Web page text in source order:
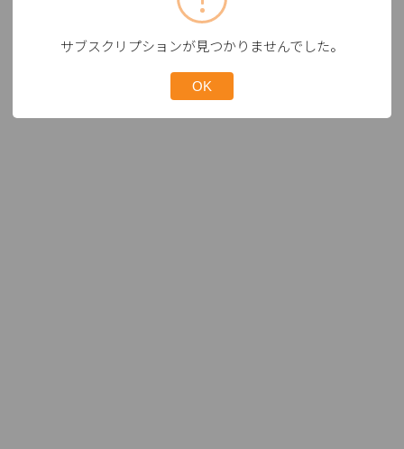
サブスクリプションが見つかりませんでした。
OK